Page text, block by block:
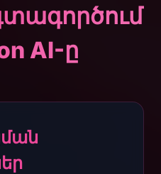
AI-ը